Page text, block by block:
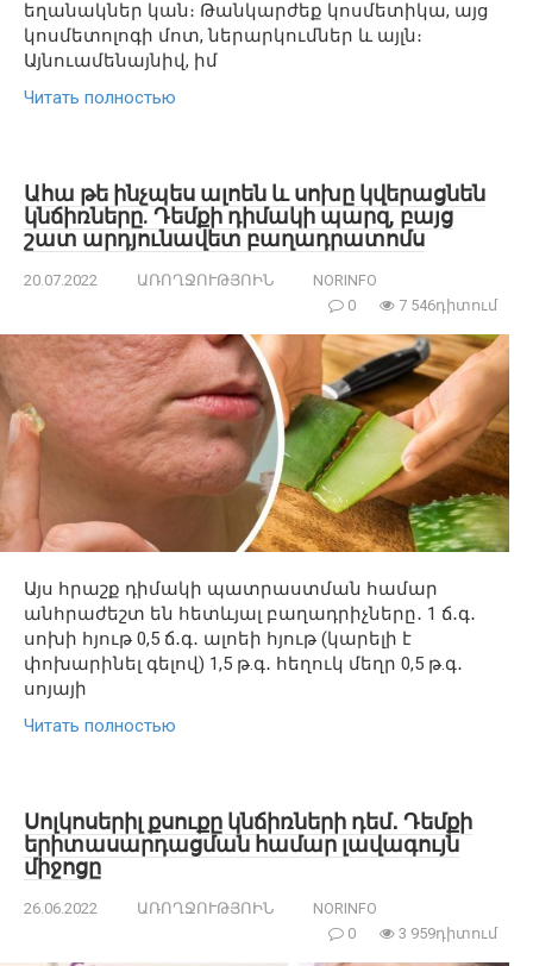
եղանակներ կան։ Թանկարժեք կոսմետիկա, այց
կոսմետոլոգի մոտ, ներարկումներ և այլն։
Այնուամենայնիվ, իմ
Читать полностью
Ահա թե ինչպես ալոեն և սոխը կվերացնեն
կնճիռները. Դեմքի դիմակի պարզ, բայց
շատ արդյունավետ բաղադրատոմս
20.07.2022 ԱՌՈՂՋՈՒԹՅՈԻՆ
NORINFO
0
7 546դիտում
Այս հրաշք դիմակի պատրաստման համար
անհրաժեշտ են հետևյալ բաղադրիչները․ 1 ճ․գ․
սոխի հյութ 0,5 ճ․գ․ ալոեի հյութ (կարելի է
փոխարինել գելով) 1,5 թ.գ․ հեղուկ մեղր 0,5 թ.գ․
սոյայի
Читать полностью
Սոլկոսերիլ քսուքը ​​կնճիռների դեմ․ Դեմքի
երիտասարդացման համար լավագույն
միջոցը
26.06.2022 ԱՌՈՂՋՈՒԹՅՈԻՆ
NORINFO
0
3 959դիտում